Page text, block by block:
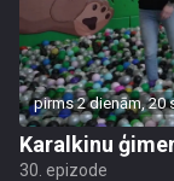
pirms 2 dienām, 20
Karalkinu
30. epizode